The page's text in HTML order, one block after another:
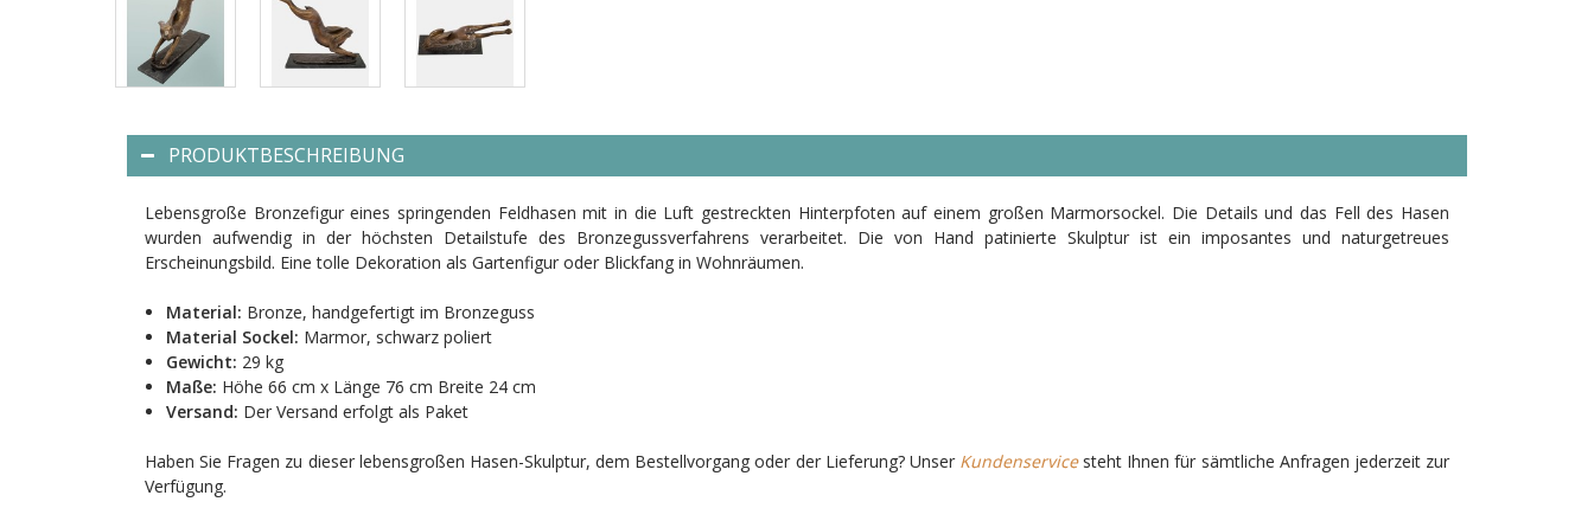
PRODUKTBESCHREIBUNG
Lebensgroße Bronzefigur eines springenden Feldhasen mit in die Luft gestreckten Hinterpfoten auf einem großen Marmorsockel. Die Details und das Fell des Hasen
wurden aufwendig in der höchsten Detailstufe des Bronzegussverfahrens verarbeitet. Die von Hand patinierte Skulptur ist ein imposantes und naturgetreues
Erscheinungsbild. Eine tolle Dekoration als Gartenfigur oder Blickfang in Wohnräumen.
Material: Bronze, handgefertigt im Bronzeguss
Material Sockel: Marmor, schwarz poliert
Gewicht: 29 kg
Maße: Höhe 66 cm x Länge 76 cm Breite 24 cm
Versand: Der Versand erfolgt als Paket
Haben Sie Fragen zu dieser lebensgroßen Hasen-Skulptur, dem Bestellvorgang oder der Lieferung? Unser Kundenservicesteht Ihnen für sämtliche Anfragen jederzeit zur
Verfügung.